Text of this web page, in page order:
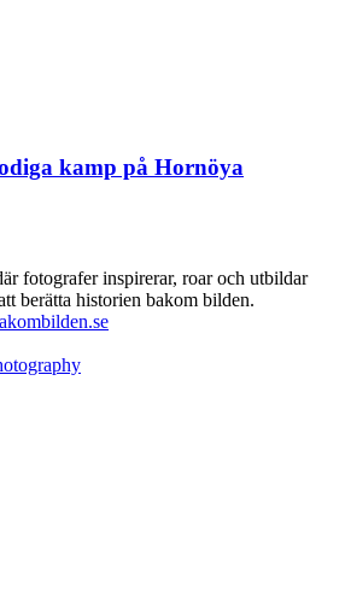
kamp på Hornöya
fotografer inspirerar, roar och utbildar
berätta historien bakom bilden.